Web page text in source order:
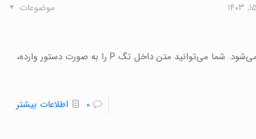
موضوعات
تگ <P> تگ P برای ایجاد یک پاراگراف در طراحی سایت استفاده می‌شود. شما می‌توانید متن داخل تگ P را به صورت دستور وارده،
0 اطلاعات بیشتر